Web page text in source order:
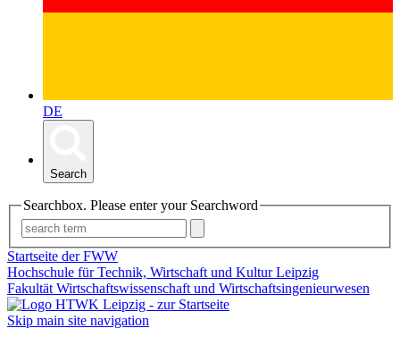
DE
Search
Searchbox. Please enter your Searchword
Startseite der FWW
Hochschule für Technik, Wirtschaft und Kultur Leipzig
Fakultät Wirtschaftswissenschaft und Wirtschaftsingenieurwesen
Skip main site navigation